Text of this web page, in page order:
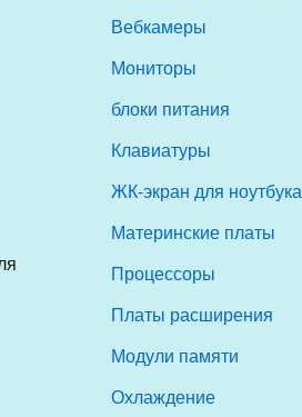
Вебкамеры
Мониторы
блоки питания
Клавиатуры
ЖК-экран для ноутбука
Материнские платы
Процессоры
Платы расширения
Модули памяти
Охлаждение